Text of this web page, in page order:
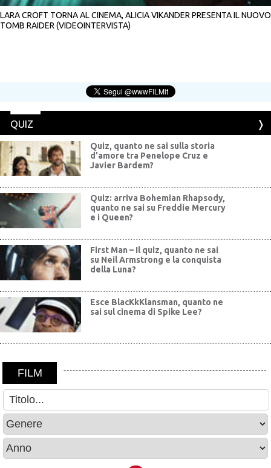
LARA CROFT TORNA AL CINEMA, ALICIA VIKANDER PRESENTA IL NUOVO
TOMB RAIDER (VIDEOINTERVISTA)
QUIZ
Quiz, quanto ne sai sulla storia
d'amore tra Penelope Cruz e
Javier Bardem?
Quiz: arriva Bohemian Rhapsody,
quanto ne sai su Freddie Mercury
e i Queen?
First Man – Il quiz, quanto ne sai
su Neil Armstrong e la conquista
della Luna?
Esce BlacKkKlansman, quanto ne
sai sul cinema di Spike Lee?